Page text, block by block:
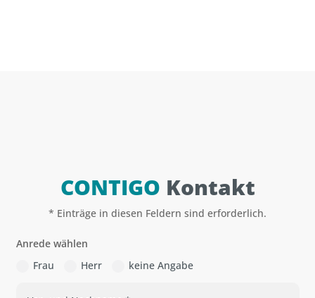
CONTIGO Kontakt
* Einträge in diesen Feldern sind erforderlich.
Anrede wählen
Frau
Herr keine Angabe